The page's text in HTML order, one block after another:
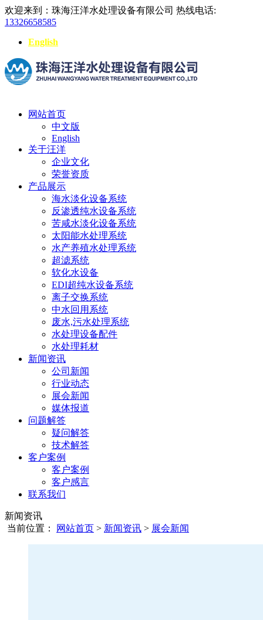
欢迎来到：珠海汪洋水处理设备有限公司 热线电话:
13326658585
English
网站首页
中文版
English
关于汪洋
企业文化
荣誉资质
产品展示
海水淡化设备系统
反渗透纯水设备系统
苦咸水淡化设备系统
太阳能水处理系统
水产养殖水处理系统
超滤系统
软化水设备
EDI超纯水设备系统
离子交换系统
中水回用系统
废水,污水处理系统
水处理设备配件
水处理耗材
新闻资讯
公司新闻
行业动态
展会新闻
媒体报道
问题解答
疑问解答
技术解答
客户案例
客户案例
客户感言
联系我们
新闻资讯
当前位置：
网站首页 > 新闻资讯 > 展会新闻